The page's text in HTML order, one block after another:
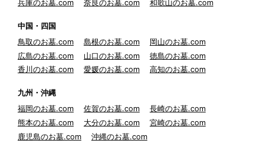
兵庫のお墓.com
奈良のお墓.com 和歌山のお墓.com
中国・四国
鳥取のお墓.com
島根のお墓.com
岡山のお墓.com
広島のお墓.com
山口のお墓.com
徳島のお墓.com
香川のお墓.com
愛媛のお墓.com 高知のお墓.com
九州・沖縄
福岡のお墓.com
佐賀のお墓.com
長崎のお墓.com
熊本のお墓.com
大分のお墓.com
宮崎のお墓.com
鹿児島のお墓.com
沖縄のお墓.com